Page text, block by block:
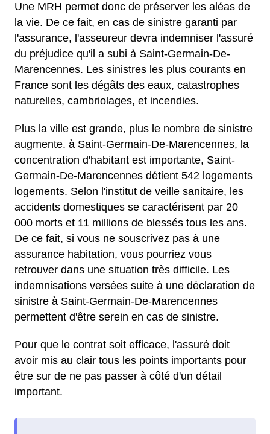
Une MRH permet donc de préserver les aléas de
la vie. De ce fait, en cas de sinistre garanti par
l'assurance, l'asseureur devra indemniser l'assuré
du préjudice qu'il a subi à Saint-Germain-De-
Marencennes. Les sinistres les plus courants en
France sont les dégâts des eaux, catastrophes
naturelles, cambriolages, et incendies.
Plus la ville est grande, plus le nombre de sinistre
augmente. à Saint-Germain-De-Marencennes, la
concentration d'habitant est importante, Saint-
Germain-De-Marencennes détient 542 logements
logements. Selon l'institut de veille sanitaire, les
accidents domestiques se caractérisent par 20
000 morts et 11 millions de blessés tous les ans.
De ce fait, si vous ne souscrivez pas à une
assurance habitation, vous pourriez vous
retrouver dans une situation très difficile. Les
indemnisations versées suite à une déclaration de
sinistre à Saint-Germain-De-Marencennes
permettent d'être serein en cas de sinistre.
Pour que le contrat soit efficace, l'assuré doit
avoir mis au clair tous les points importants pour
être sur de ne pas passer à côté d'un détail
important.